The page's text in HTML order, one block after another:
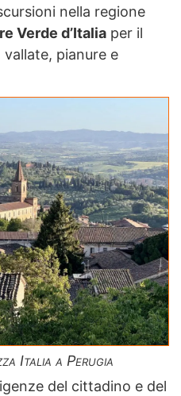
nella regione
Verde d’Italia per il
pianure e
Italia a Perugia
del cittadino e del